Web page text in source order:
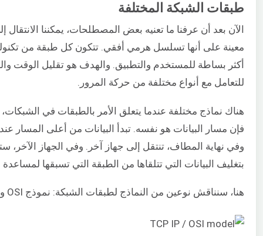
طبقات الشبكة المختلفة
الآن بعد أن عرفنا ما تعنيه بعض المصطلحات، يمكننا
معينة على أنها تسلسل هرمي أفقي. تتكون كل طبقة من
أكثر بساطة للمستخدم والتطبيق. والهدف هو تقليل الوقت
للتعامل مع أنواع مختلفة من حركة المرور.
هناك نماذج مختلفة عندما يتعلق الأمر بالطبقات في
فإن مسار البيانات هو نفسه. تبدأ البيانات من أعلى المسار
وفي نهاية المطاف، تنتقل إلى جهاز آخر. وفي الجهاز
بتغليف البيانات التي تتلقاها من الطبقة التي تسبقها لمساعدة
هنا، سنناقش نوعين من النماذج لطبقات الشبكة: نموذج OSI ونموذج TCP/IP: